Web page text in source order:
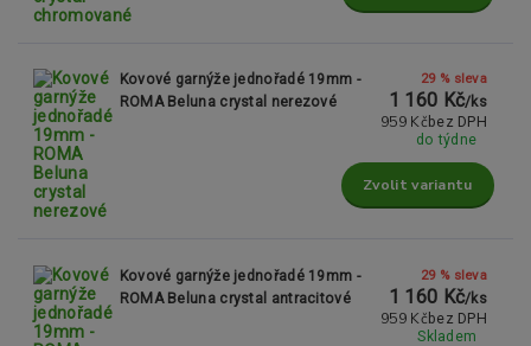
Kovové garnýže jednořadé 19mm -
ROMA Beluna crystal nerezové
29 % sleva
1 160 Kč/ks
959 Kč bez DPH
do týdne
Zvolit variantu
Kovové garnýže jednořadé 19mm -
ROMA Beluna crystal antracitové
29 % sleva
1 160 Kč/ks
959 Kč bez DPH
Skladem